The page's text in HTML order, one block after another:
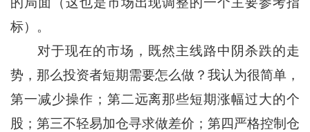
标）。
对于现在的市场，既然主线路中阴杀跌的走
势，那么投资者短期需要怎么做？我认为很简单，
第一减少操作；第二远离那些短期涨幅过大的个
股；第三不轻易加仓寻求做差价；第四严格控制仓